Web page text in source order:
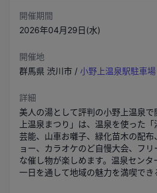
開催期間
2026年04月29日(水)
開催地
群馬県 渋川市 / 小野上温泉駅駐車場
詳細
美人の湯として評判の小野上温泉
上温泉まつり」は、温泉を使った
芸能、山車お囃子、緑化苗木の配
ョー、カラオケのど自慢大会、フ
な催し物が楽しめます。温泉センタ
一日を通して地域の魅力を満喫でき